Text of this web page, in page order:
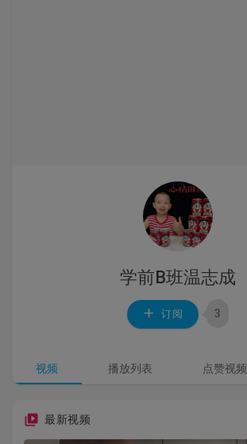
学前B班温志成
订阅 3
视频 播放列表 点赞视频
最新视频